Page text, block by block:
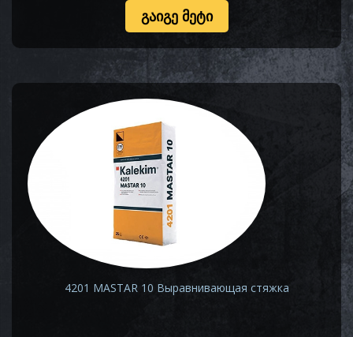
ᲒᲐᲘᲒᲔ ᲛᲔᲢᲘ
4201 MASTAR 10 Выравнивающая стяжка